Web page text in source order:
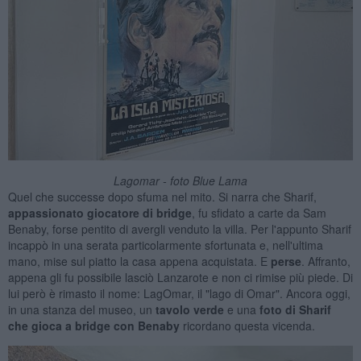
Lagomar - foto Blue Lama
Quel che successe dopo sfuma nel mito. Si narra che Sharif,
appassionato giocatore di bridge , fu sfidato a carte da Sam
Benaby, forse pentito di avergli venduto la villa. Per l'appunto Sharif
incappò in una serata particolarmente sfortunata e, nell'ultima
mano, mise sul piatto la casa appena acquistata. E perse . Affranto,
appena gli fu possibile lasciò Lanzarote e non ci rimise più piede. Di
lui però è rimasto il nome: LagOmar, il "lago di Omar". Ancora oggi,
in una stanza del museo, un tavolo verde e una foto di Sharif
che gioca a bridge con Benaby ricordano questa vicenda.